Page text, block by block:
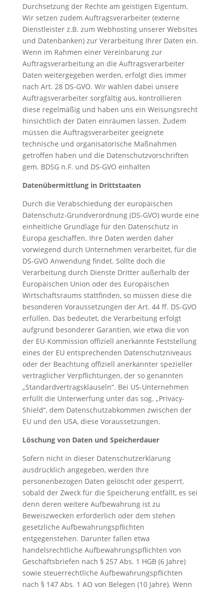
Durchsetzung der Rechte am geistigen Eigentum.
Wir setzen zudem Auftragsverarbeiter (externe
Dienstleister z.B. zum Webhosting unserer Websites
und Datenbanken) zur Verarbeitung Ihrer Daten ein.
Wenn im Rahmen einer Vereinbarung zur
Auftragsverarbeitung an die Auftragsverarbeiter
Daten weitergegeben werden, erfolgt dies immer
nach Art. 28 DS-GVO. Wir wählen dabei unsere
Auftragsverarbeiter sorgfältig aus, kontrollieren
diese regelmäßig und haben uns ein Weisungsrecht
hinsichtlich der Daten einräumen lassen. Zudem
müssen die Auftragsverarbeiter geeignete
technische und organisatorische Maßnahmen
getroffen haben und die Datenschutzvorschriften
gem. BDSG n.F. und DS-GVO einhalten
Datenübermittlung in Drittstaaten
Durch die Verabschiedung der europäischen
Datenschutz-Grundverordnung (DS-GVO) wurde eine
einheitliche Grundlage für den Datenschutz in
Europa geschaffen. Ihre Daten werden daher
vorwiegend durch Unternehmen verarbeitet, für die
DS-GVO Anwendung findet. Sollte doch die
Verarbeitung durch Dienste Dritter außerhalb der
Europäischen Union oder des Europäischen
Wirtschaftsraums stattfinden, so müssen diese die
besonderen Voraussetzungen der Art. 44 ff. DS-GVO
erfüllen. Das bedeutet, die Verarbeitung erfolgt
aufgrund besonderer Garantien, wie etwa die von
der EU-Kommission offiziell anerkannte Feststellung
eines der EU entsprechenden Datenschutzniveaus
oder der Beachtung offiziell anerkannter spezieller
vertraglicher Verpflichtungen, der so genannten
„Standardvertragsklauseln“. Bei US-Unternehmen
erfüllt die Unterwerfung unter das sog. „Privacy-
Shield“, dem Datenschutzabkommen zwischen der
EU und den USA, diese Voraussetzungen.
Löschung von Daten und Speicherdauer
Sofern nicht in dieser Datenschutzerklärung
ausdrücklich angegeben, werden Ihre
personenbezogen Daten gelöscht oder gesperrt,
sobald der Zweck für die Speicherung entfällt, es sei
denn deren weitere Aufbewahrung ist zu
Beweiszwecken erforderlich oder dem stehen
gesetzliche Aufbewahrungspflichten
entgegenstehen. Darunter fallen etwa
handelsrechtliche Aufbewahrungspflichten von
Geschäftsbriefen nach § 257 Abs. 1 HGB (6 Jahre)
sowie steuerrechtliche Aufbewahrungspflichten
nach § 147 Abs. 1 AO von Belegen (10 Jahre). Wenn